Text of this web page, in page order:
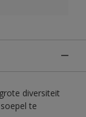
diversiteit
te